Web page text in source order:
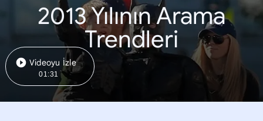
2013 Yılının Arama
Trendleri
Videoyu İzle
01:31